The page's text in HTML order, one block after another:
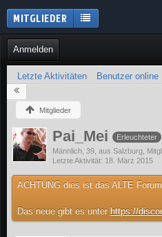
Anmelden
Letzte Aktivitäten Benutzer online
MITGLIEDER
Mitglieder
Pai_Mei
Erleuchteter
Männlich 39 aus Salzburg
Letzte Aktivität 18. März 2015
ACHTUNG dies ist das ALTE
Das neue gibt es unter https://